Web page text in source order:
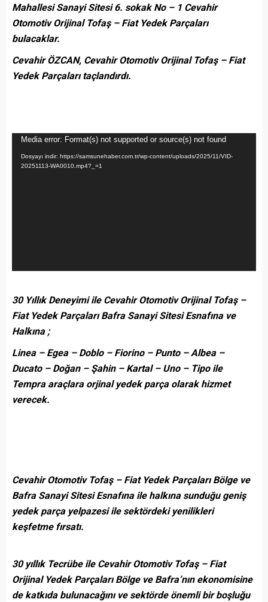
Mahallesi Sanayi Sitesi 6. sokak No – 1 Cevahir
Otomotiv Orijinal Tofaş – Fiat Yedek Parçaları
bulacaklar.
Cevahir ÖZCAN, Cevahir Otomotiv Orijinal Tofaş – Fiat
Yedek Parçaları taçlandırdı.
Video
oynatıcı
Media error: Format(s) not supported or source(s) not found
Dosyayı indir: https://samsunehaber.com.tr/wp-content/uploads/2025/11/VID-
20251113-WA0010.mp4?_=1
30 Yıllık Deneyimi ile Cevahir Otomotiv Orijinal Tofaş –
Fiat Yedek Parçaları Bafra Sanayi Sitesi Esnafına ve
Halkına ;
Linea – Egea – Doblo – Fiorino – Punto – Albea –
Ducato – Doğan – Şahin – Kartal – Uno – Tipo ile
Tempra araçlara orjinal yedek parça olarak hizmet
verecek.
Cevahir Otomotiv Tofaş – Fiat Yedek Parçaları Bölge ve
Bafra Sanayi Sitesi Esnafına ile halkına sunduğu geniş
yedek parça yelpazesi ile sektördeki yenilikleri
keşfetme fırsatı.
30 yıllık Tecrübe ile Cevahir Otomotiv Tofaş – Fiat
Orijinal Yedek Parçaları Bölge ve Bafra’nın ekonomisine
de katkıda bulunacağını ve sektörde önemli bir boşluğu